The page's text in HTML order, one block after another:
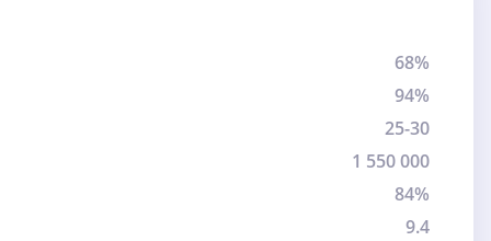
68%
94%
25-30
1 550 000
84%
9.4